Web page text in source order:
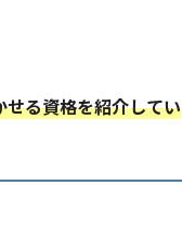
る資格を紹介してい